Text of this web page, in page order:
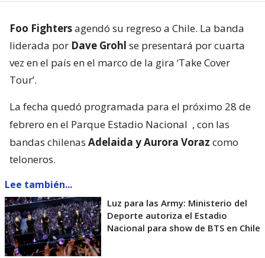
Foo Fightersagendó su regreso a Chile. La banda
liderada por Dave Grohl se presentará por cuarta
vez en el país en el marco de la gira ‘Take Cover
Tour’.
La fecha quedó programada para el próximo 28 de
febrero en el Parque Estadio Nacional , con las
bandas chilenas Adelaida y Aurora Voraz como
teloneros.
Lee también...
Luz para las Army: Ministerio del
Deporte autoriza el Estadio
Nacional para show de BTS en Chile